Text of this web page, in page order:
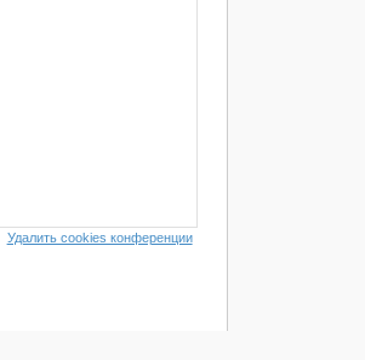
Удалить cookies конференции